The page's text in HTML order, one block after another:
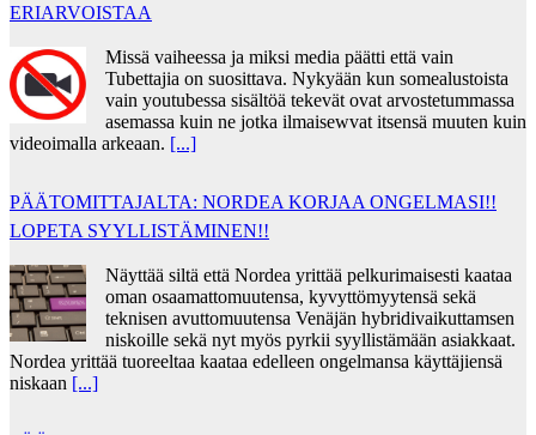
ERIARVOISTAA
Missä vaiheessa ja miksi media päätti että vain
Tubettajia on suosittava. Nykyään kun somealustoista
vain youtubessa sisältöä tekevät ovat arvostetummassa
asemassa kuin ne jotka ilmaisewvat itsensä muuten kuin
videoimalla arkeaan. [...]
PÄÄTOMITTAJALTA: NORDEA KORJAA ONGELMASI!!
LOPETA SYYLLISTÄMINEN!!
Näyttää siltä että Nordea yrittää pelkurimaisesti kaataa
oman osaamattomuutensa, kyvyttömyytensä sekä
teknisen avuttomuutensa Venäjän hybridivaikuttamsen
niskoille sekä nyt myös pyrkii syyllistämään asiakkaat.
Nordea yrittää tuoreeltaa kaataa edelleen ongelmansa käyttäjiensä
niskaan [...]